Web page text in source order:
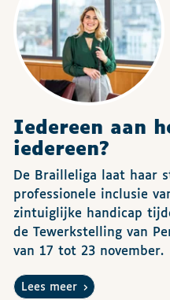
Iedereen aan
iedereen?
De Brailleliga laat haar
professionele inclusie
zintuiglijke handicap
de Tewerkstelling van
van 17 tot 23 november.
Lees meer